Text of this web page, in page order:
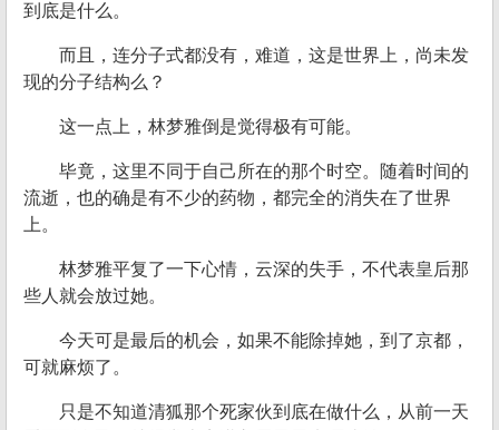
到底是什么。
而且，连分子式都没有，难道，这是世界上，尚未发
现的分子结构么？
这一点上，林梦雅倒是觉得极有可能。
毕竟，这里不同于自己所在的那个时空。随着时间的
流逝，也的确是有不少的药物，都完全的消失在了世界
上。
林梦雅平复了一下心情，云深的失手，不代表皇后那
些人就会放过她。
今天可是最后的机会，如果不能除掉她，到了京都，
可就麻烦了。
只是不知道清狐那个死家伙到底在做什么，从前一天